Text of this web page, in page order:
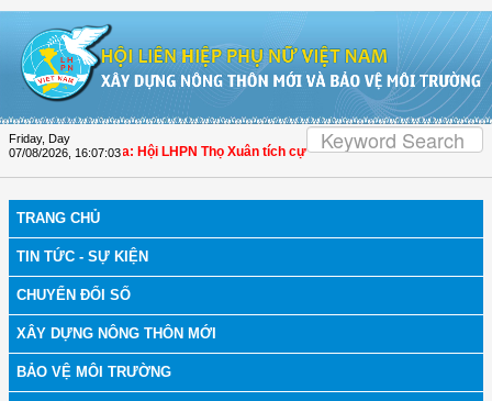
Friday, Day
07/08/2026 16:07:04
| Thanh Hóa: Hội LHPN Thọ Xuân tích cực góp phần nâng cao tỷ lệ người
TRANG CHỦ
TIN TỨC - SỰ KIỆN
CHUYỂN ĐỔI SỐ
XÂY DỰNG NÔNG THÔN MỚI
BẢO VỆ MÔI TRƯỜNG